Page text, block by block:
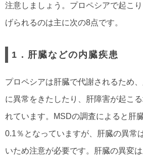
注意しましょう。プロペシアで起こ
げられるのは主に次の8点です。
1．肝臓などの内臓疾患
プロペシアは肝臓で代謝されるため
に異常をきたしたり、肝障害が起こ
れています。MSDの調査によると肝
0.1％となっていますが、肝臓の異常
いため注意が必要です。肝臓の異変